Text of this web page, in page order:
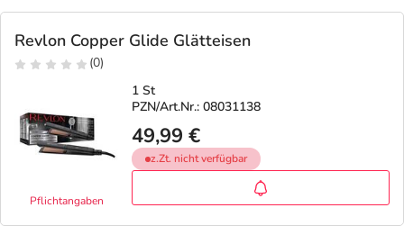
Revlon Copper Glide Glätteisen
(0)
Pflichtangaben
1 St
PZN/Art.Nr.: 08031138
49,99 €
z.Zt. nicht verfügbar